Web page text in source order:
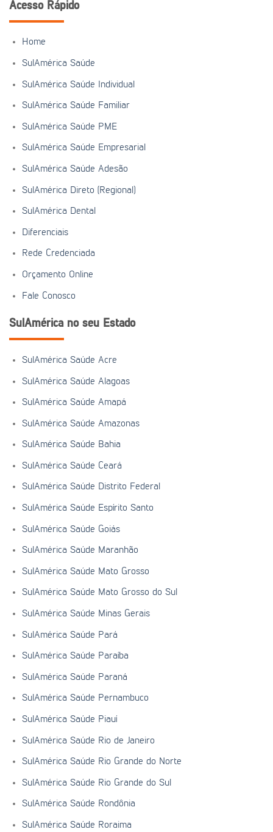
Acesso Rápido
Home
SulAmérica Saúde
SulAmérica Saúde Individual
SulAmérica Saúde Familiar
SulAmérica Saúde PME
SulAmérica Saúde Empresarial
SulAmérica Saúde Adesão
SulAmérica Direto (Regional)
SulAmérica Dental
Diferenciais
Rede Credenciada
Orçamento Online
Fale Conosco
SulAmérica no seu Estado
SulAmérica Saúde Acre
SulAmérica Saúde Alagoas
SulAmérica Saúde Amapá
SulAmérica Saúde Amazonas
SulAmérica Saúde Bahia
SulAmérica Saúde Ceará
SulAmérica Saúde Distrito Federal
SulAmérica Saúde Espírito Santo
SulAmérica Saúde Goiás
SulAmérica Saúde Maranhão
SulAmérica Saúde Mato Grosso
SulAmérica Saúde Mato Grosso do Sul
SulAmérica Saúde Minas Gerais
SulAmérica Saúde Pará
SulAmérica Saúde Paraíba
SulAmérica Saúde Paraná
SulAmérica Saúde Pernambuco
SulAmérica Saúde Piauí
SulAmérica Saúde Rio de Janeiro
SulAmérica Saúde Rio Grande do Norte
SulAmérica Saúde Rio Grande do Sul
SulAmérica Saúde Rondônia
SulAmérica Saúde Roraima